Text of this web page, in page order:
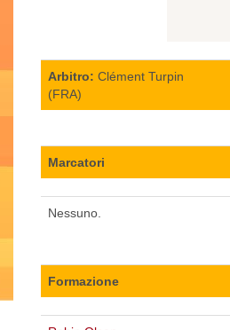
Arbitro: Clément Turpin
(FRA)
Marcatori
Nessuno.
Formazione